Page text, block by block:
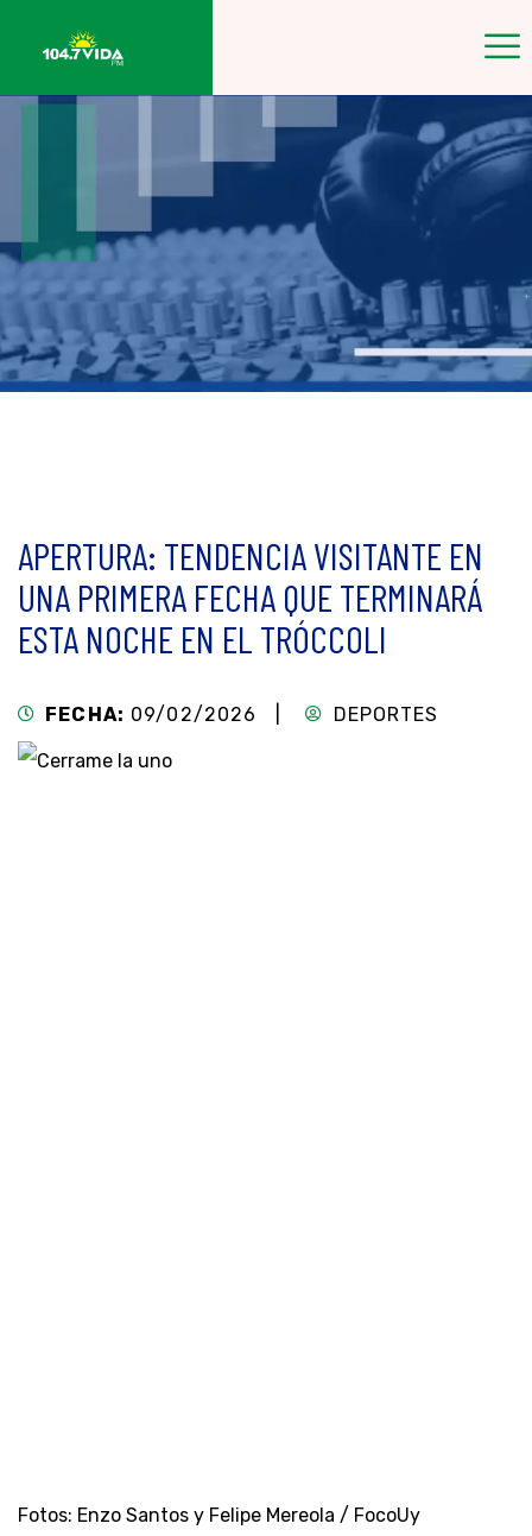
APERTURA: TENDENCIA VISITANTE EN
UNA PRIMERA FECHA QUE TERMINARÁ
ESTA NOCHE EN EL TRÓCCOLI
FECHA: 09/02/2026 | DEPORTES
Fotos: Enzo Santos y Felipe Mereola / FocoUy